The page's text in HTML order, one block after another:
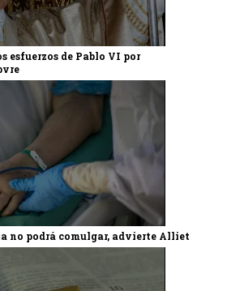
esfuerzos de Pablo VI por
no podrá comulgar, advierte Alliet